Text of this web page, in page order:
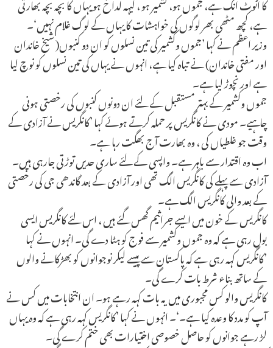
ہے، کچھ مٹھی بھر لوگوں کی خواہشات کا یہاں کے لوگ غلام نہیں‘۔
وزیر اعظم نے کہا ’جموں وکشمیر کی تین نسلوں کو ان دو کنبوں( شیخ خاندان
اور مفتی خاندان) نے تباہ کیا ہے، انہوں نے یہاں کی تین نسلوں کو نوچ لیا
ہے اور نچوڑ لیا ہے۔
جموں وکشمیر کے بہتر مستقبل کے لئے ان دونوں کنبوں کی رخصتی ہونی
چاہیے۔ مودی نے کانگریس پر حملہ کرتے ہوئے کہا ’کانگریس نے آزادی کے
وقت جو غلطیاں کی ، وہ بھارت آج بھگت رہا ہے۔
اب وہ اقتدار سے باہر ہے۔ واپسی کے لئے ساری حدیں توڑتی جارہی ہیں۔
آزادی سے پہلے کی کانگریس الگ تھی اور آزادی کے بعد گاندھی جی کی رخصتی
کے بعد والی کانگریس الگ ہے۔
کانگریس کے خون میں ایسے جراثیم گھس گئے ہیں ، اس لئے کانگریس ایسی
بول رہی ہے کہ وہ جموں وکشمیر سے فوج کو ہٹا دے گی۔ انہوں نے کہا
’کانگریس کہہ رہی ہے کہ پاکستان سے پیسے لیکر نوجوانوں کو بھڑکانے والوں
کے ساتھ بناء شرط بات کرے گی۔
کانگریس والو کس مجبوری میں یہ بات کہہ رہے ہو۔ ان انتخابات میں کس نے
آپ کو مدد کا وعدہ کیا ہے۔‘۔ انہوں نے کہا ’کانگریس کہہ رہی ہے کہ وہ یہاں
لڑ رہے جوانوں کو حاصل خصوصی اختیارات بھی ختم کرے گی۔